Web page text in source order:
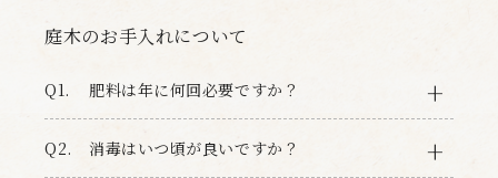
庭木のお手入れについて
Q1. 肥料は年に何回必要ですか？
Q2. 消毒はいつ頃が良いですか？